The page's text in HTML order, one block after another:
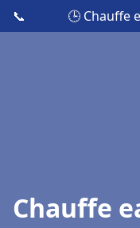
📞 🕒 Chauffe
Chauffe